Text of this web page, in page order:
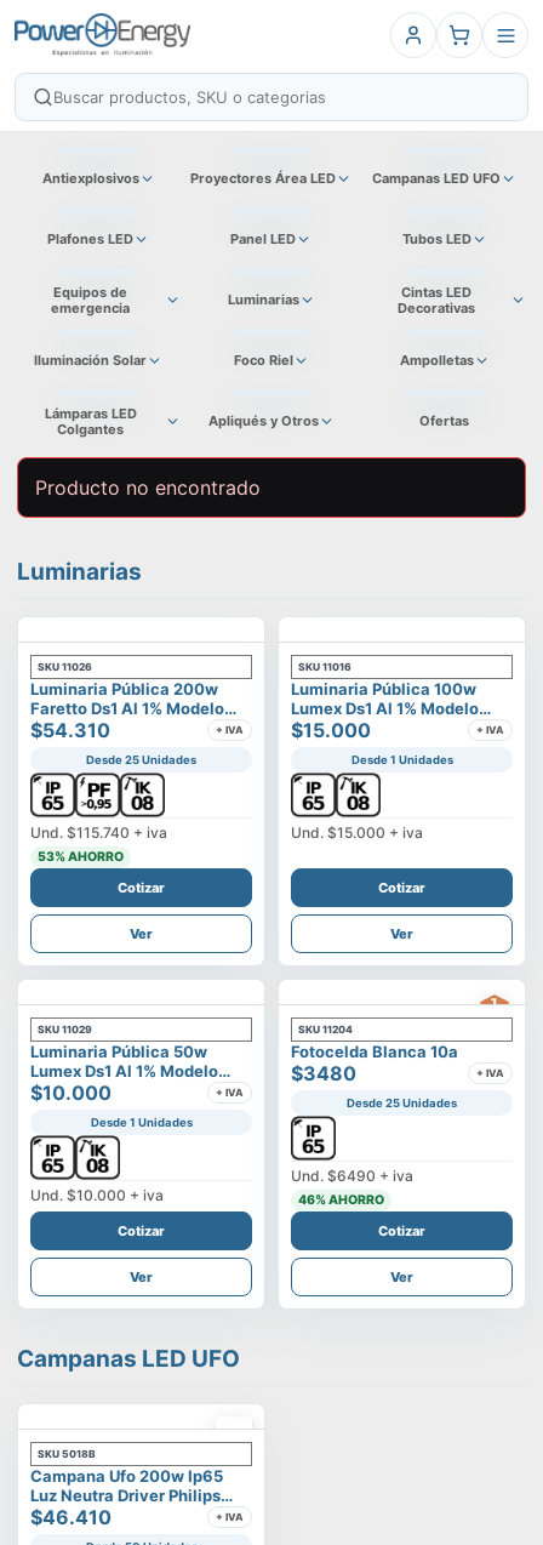
Antiexplosivos Proyectores Área LED Campanas LED UFO
Plafones LED Panel LED Tubos LED
Equipos de
emergencia
Luminarias
Cintas LED
Decorativas
Iluminación Solar Foco Riel Ampolletas
Lámparas LED
Colgantes
Apliqués y Otros Ofertas
Producto no encontrado
Luminarias
SKU 11026
Luminaria Pública 200w
Faretto Ds1 Al 1% Modelo
Calisto
$54.310 + IVA
Desde 25 Unidades
Und. $115.740 + iva
53% AHORRO
Cotizar
Ver
SKU 11016
Luminaria Pública 100w
Lumex Ds1 Al 1% Modelo
Vega
$15.000 + IVA
Desde 1 Unidades
Und. $15.000 + iva
Cotizar
Ver
SKU 11029
Luminaria Pública 50w
Lumex Ds1 Al 1% Modelo
Vega
$10.000 + IVA
Desde 1 Unidades
Und. $10.000 + iva
Cotizar
Ver
SKU 11204
Fotocelda Blanca 10a
$3480 + IVA
Desde 25 Unidades
Und. $6490 + iva
46% AHORRO
Cotizar
Ver
Campanas LED UFO
SKU 5018B
Campana Ufo 200w Ip65
Luz Neutra Driver Philips
Modelo Eltanin
$46.410 + IVA